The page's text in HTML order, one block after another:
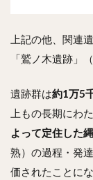
上記の他、関連
「鷲ノ木遺跡」
遺跡群は約1万5
上もの長期にわ
よって定住した
熟）の過程・発
価されたことにな